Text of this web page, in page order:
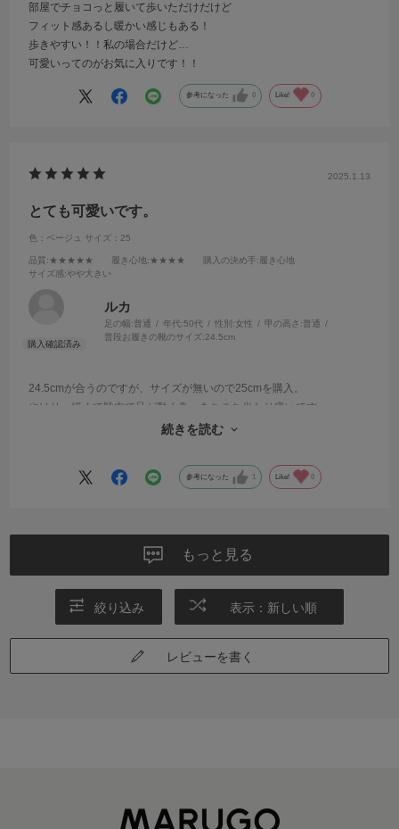
部屋でチョコっと履いて歩いただけだけど
フィット感あるし暖かい感じもある！
歩きやすい！！私の場合だけど…
可愛いってのがお気に入りです！！
参考になった 0 Like! 0
2025.1.13
とても可愛いです。
色：ベージュ サイズ：25
品質:★★★★★ 履き心地:★★★★ 購入の決め手 :履き心地
サイズ感:やや大きい
ルカ
足の幅: 普通 年代:50代 性別:女性 甲の高さ: 普通
普段お履きの靴のサイズ:24.5cm
24.5cmが合うのですが、サイズが無いので25cmを購入。
やはり、緩くて靴内で足が動く為、あちこち当たり痛いです。
中敷きを購入してサイズ調整したら、足が動かなくなりました。
続きを読む
参考になった Like! 0
もっと見る
絞り込み 表示：新しい順
レビューを書く